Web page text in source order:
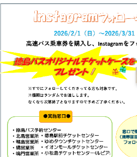
採用情報
お忘れ物のお問い合わせ
よくあるご質問
お問い合わせ
閉じる